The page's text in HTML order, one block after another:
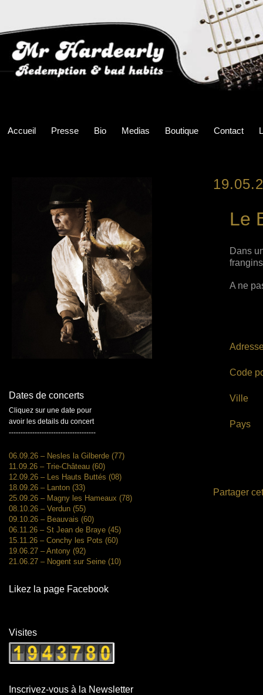
Accueil Presse Bio Medias Boutique Contact
Le
Dans
A ne
Code
Ville
Pays
Partager
Dates de concerts
Cliquez sur une date pour
avoir les details du concert
-------------------------------------
06.09.26 – Nesles la Gilberde (77)
11.09.26 – Trie-Château (60)
12.09.26 – Les Hauts Buttés (08)
18.09.26 – Lanton (33)
25.09.26 – Magny les Hameaux (78)
08.10.26 – Verdun (55)
09.10.26 – Beauvais (60)
06.11.26 – St Jean de Braye (45)
15.11.26 – Conchy les Pots (60)
19.06.27 – Antony (92)
21.06.27 – Nogent sur Seine (10)
Likez la page Facebook
Visites
Inscrivez-vous à la Newsletter